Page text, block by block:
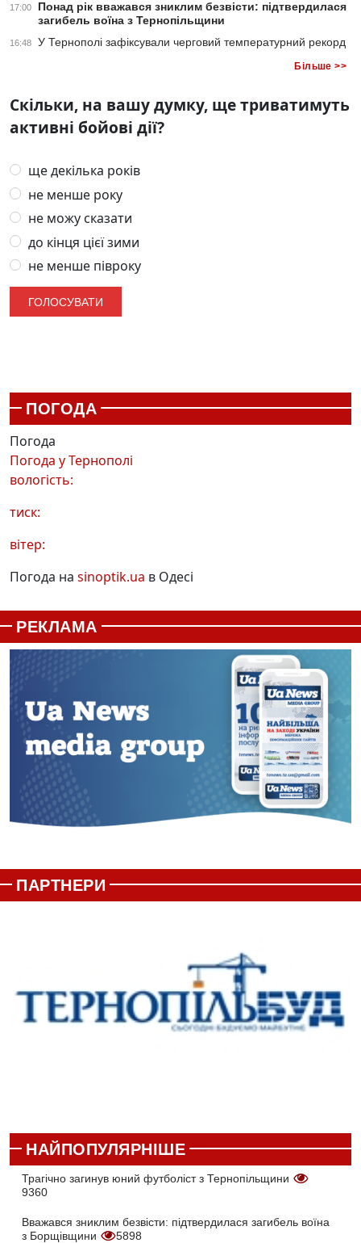
17:00
Понад рік вважався зниклим безвісти: підтвердилася
загибель воїна з Тернопільщини
16:48 У Тернополі зафіксували черговий температурний рекорд
Більше >>
Скільки, на вашу думку, ще триватимуть
активні бойові дії?
ще декілька років
не менше року
не можу сказати
до кінця цієї зими
не менше півроку
ПОГОДА
Погода
Погода уТернополі
вологість:
тиск:
вітер:
Погода на sinoptik.ua в Одесі
РЕКЛАМА
ПАРТНЕРИ
НАЙПОПУЛЯРНІШЕ
Трагічно загинув юний футболіст з Тернопільщини
9360
Вважався зниклим безвісти: підтвердилася загибель воїна
з Борщівщини
5898